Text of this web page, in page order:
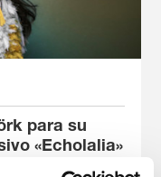
para su
«Echolalia»